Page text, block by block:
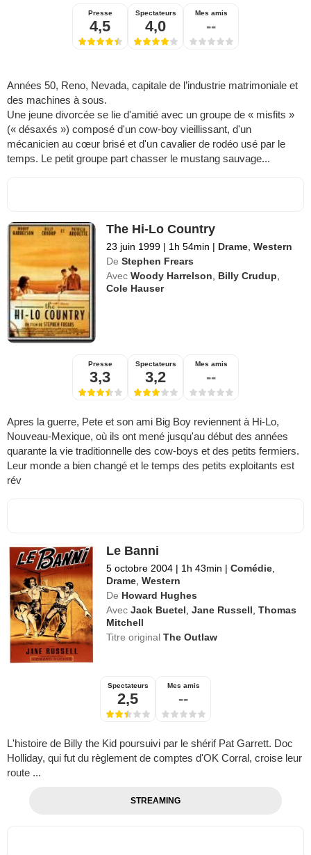
Presse
4,5
Spectateurs
4,0
Mes amis
--
Années 50, Reno, Nevada, capitale de l’industrie matrimoniale et
des machines à sous.
Une jeune divorcée se lie d'amitié avec un groupe de « misfits »
(« désaxés ») composé d'un cow-boy vieillissant, d'un
mécanicien au cœur brisé et d'un cavalier de rodéo usé par le
temps. Le petit groupe part chasser le mustang sauvage...
The Hi-Lo Country
23 juin 1999 | 1h 54min | Drame ,Western
De Stephen Frears
Avec Woody Harrelson Billy Crudup
Cole Hauser
Presse
3,3
Spectateurs
3,2
Mes amis
--
Apres la guerre, Pete et son ami Big Boy reviennent à Hi-Lo,
Nouveau-Mexique, où ils ont mené jusqu'au début des années
quarante la vie traditionnelle des cow-boys et des petits fermiers.
Leur monde a bien changé et le temps des petits exploitants est
rév
Le Banni
5 octobre 2004 | 1h 43min | Comédie
Drame ,Western
De Howard Hughes
Avec Jack Buetel ,Jane Russell ,Thomas
Mitchell
Titre originalThe Outlaw
Spectateurs
2,5
Mes amis
--
L'histoire de Billy the Kid poursuivi par le shérif Pat Garrett. Doc
Holliday, qui fut du règlement de comptes d'OK Corral, croise leur
route ...
STREAMING